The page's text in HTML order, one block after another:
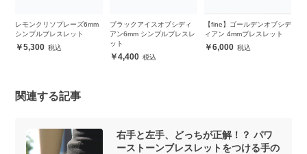
レモンクリソプレーズ6mm
シンプルブレスレット
5,300
ブラックアイスオブシディ
アン6mm シンプルブレスレ
ット
4,400
【fine】ゴールデンオブシデ
ィアン 4mmブレスレット
6,000
関連する記事
右手と左手、どっちが正解！？ パワ
ーストーンブレスレットをつける手の